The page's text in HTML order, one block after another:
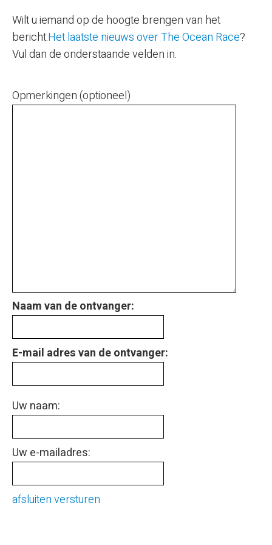
Wilt u iemand op de hoogte brengen van het
bericht:Het laatste nieuws over The Ocean Race?
Vul dan de onderstaande velden in.
Opmerkingen (optioneel)
Naam van de ontvanger:
E-mail adres van de ontvanger:
Uw naam:
Uw e-mailadres:
afsluitenversturen